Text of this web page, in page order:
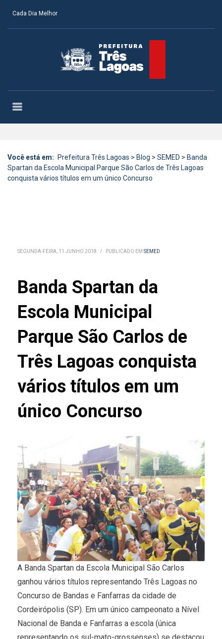
Cada Dia Melhor
Você está em: Prefeitura Três Lagoas > Blog > SEMED > Banda
Spartan da Escola Municipal Parque São Carlos de Três Lagoas
conquista vários títulos em um único Concurso
SEGUNDA-FEIRA, 11 JUNHO 2018 / PUBLICADO EM SEMED
Banda Spartan da
Escola Municipal
Parque São Carlos de
Três Lagoas conquista
vários títulos em um
único Concurso
A Banda Spartan da Escola Municipal São Carlos
ganhou vários títulos representando Três Lagoas no
Concurso de Bandas e Fanfarras da cidade de
Cordeirópolis (SP). Em um único campeonato a Nível
Nacional de Banda e Fanfarras a escola (única